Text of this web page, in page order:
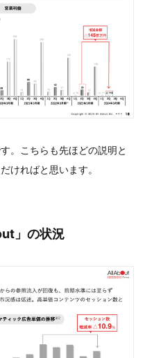
。こちらも先ほどの説明と
ければと思います。
」の状況